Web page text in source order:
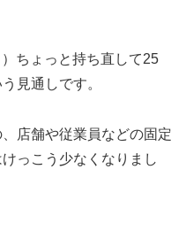
ちょっと持ち直して25
見通しです。
店舗や従業員などの固定
っこう少なくなりまし